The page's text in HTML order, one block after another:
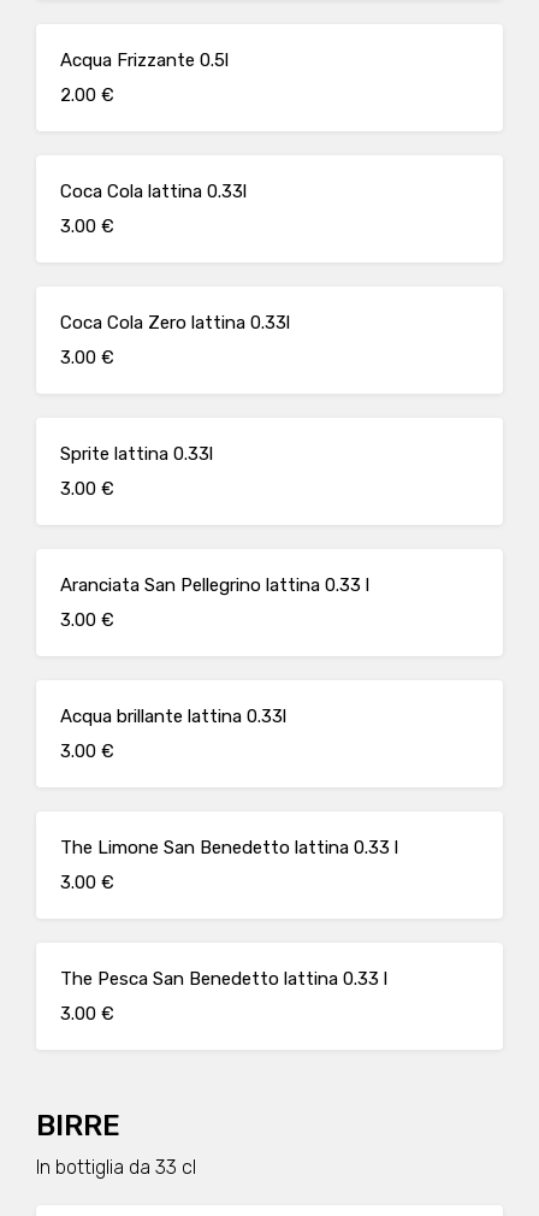
Acqua Frizzante 0.5l
2.00 €
Coca Cola lattina 0.33l
3.00 €
Coca Cola Zero lattina 0.33l
3.00 €
Sprite lattina 0.33l
3.00 €
Aranciata San Pellegrino lattina 0.33 l
3.00 €
Acqua brillante lattina 0.33l
3.00 €
The Limone San Benedetto lattina 0.33 l
3.00 €
The Pesca San Benedetto lattina 0.33 l
3.00 €
BIRRE
In bottiglia da 33 cl